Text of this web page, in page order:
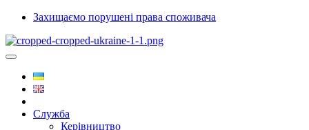
Захищаємо порушені права споживача
Служба
Керівництво